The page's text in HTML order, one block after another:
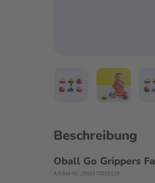
Beschreibung
Oball Go Grippers
Artikel-Nr. 2000570015129